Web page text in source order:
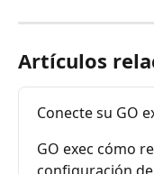
Artículos
Conecte su GO
GO exec cómo